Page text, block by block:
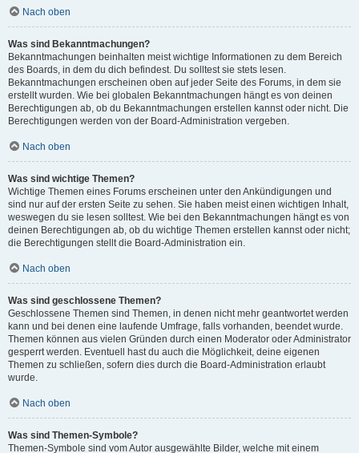
Nach oben
Was sind Bekanntmachungen?
Bekanntmachungen beinhalten meist wichtige Informationen zu dem Bereich
des Boards, in dem du dich befindest. Du solltest sie stets lesen.
Bekanntmachungen erscheinen oben auf jeder Seite des Forums, in dem sie
erstellt wurden. Wie bei globalen Bekanntmachungen hängt es von deinen
Berechtigungen ab, ob du Bekanntmachungen erstellen kannst oder nicht. Die
Berechtigungen werden von der Board-Administration vergeben.
Nach oben
Was sind wichtige Themen?
Wichtige Themen eines Forums erscheinen unter den Ankündigungen und
sind nur auf der ersten Seite zu sehen. Sie haben meist einen wichtigen Inhalt,
weswegen du sie lesen solltest. Wie bei den Bekanntmachungen hängt es von
deinen Berechtigungen ab, ob du wichtige Themen erstellen kannst oder nicht;
die Berechtigungen stellt die Board-Administration ein.
Nach oben
Was sind geschlossene Themen?
Geschlossene Themen sind Themen, in denen nicht mehr geantwortet werden
kann und bei denen eine laufende Umfrage, falls vorhanden, beendet wurde.
Themen können aus vielen Gründen durch einen Moderator oder Administrator
gesperrt werden. Eventuell hast du auch die Möglichkeit, deine eigenen
Themen zu schließen, sofern dies durch die Board-Administration erlaubt
wurde.
Nach oben
Was sind Themen-Symbole?
Themen-Symbole sind vom Autor ausgewählte Bilder, welche mit einem